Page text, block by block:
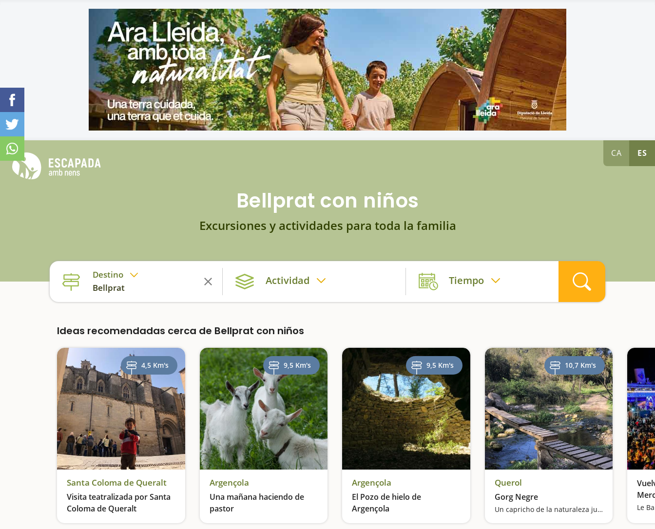
CA ES
Bellprat con niños
Excursiones y actividades para toda la familia
Destino
Bellprat
Actividad Tiempo
Ideas recomendadas cerca de Bellprat con niños
4,5 Km's
Santa Coloma de Queralt
Visita teatralizada por Santa
Coloma de Queralt
Revivimos la historia de Santa Coloma de la mano de personajes históricos
9,5 Km's
Argençola
Una mañana haciendo de
pastor
Las cabras mandan
9,5 Km's
Argençola
El Pozo de hielo de
Argençola
Una excursión con magníficas vistas
10,7 Km's
Querol
Gorg Negre
Un capricho de la naturaleza junto al Gaià